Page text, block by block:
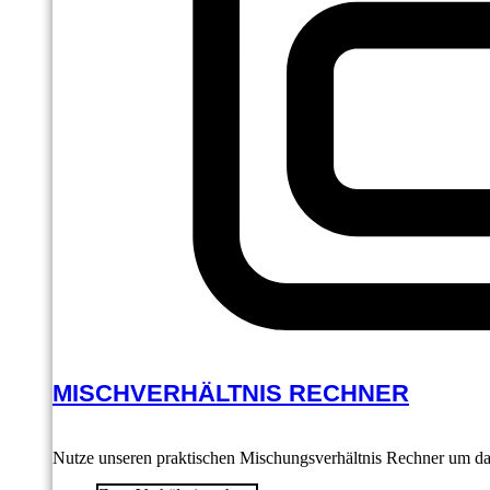
MISCHVERHÄLTNIS RECHNER
Nutze unseren praktischen Mischungsverhältnis Rechner um